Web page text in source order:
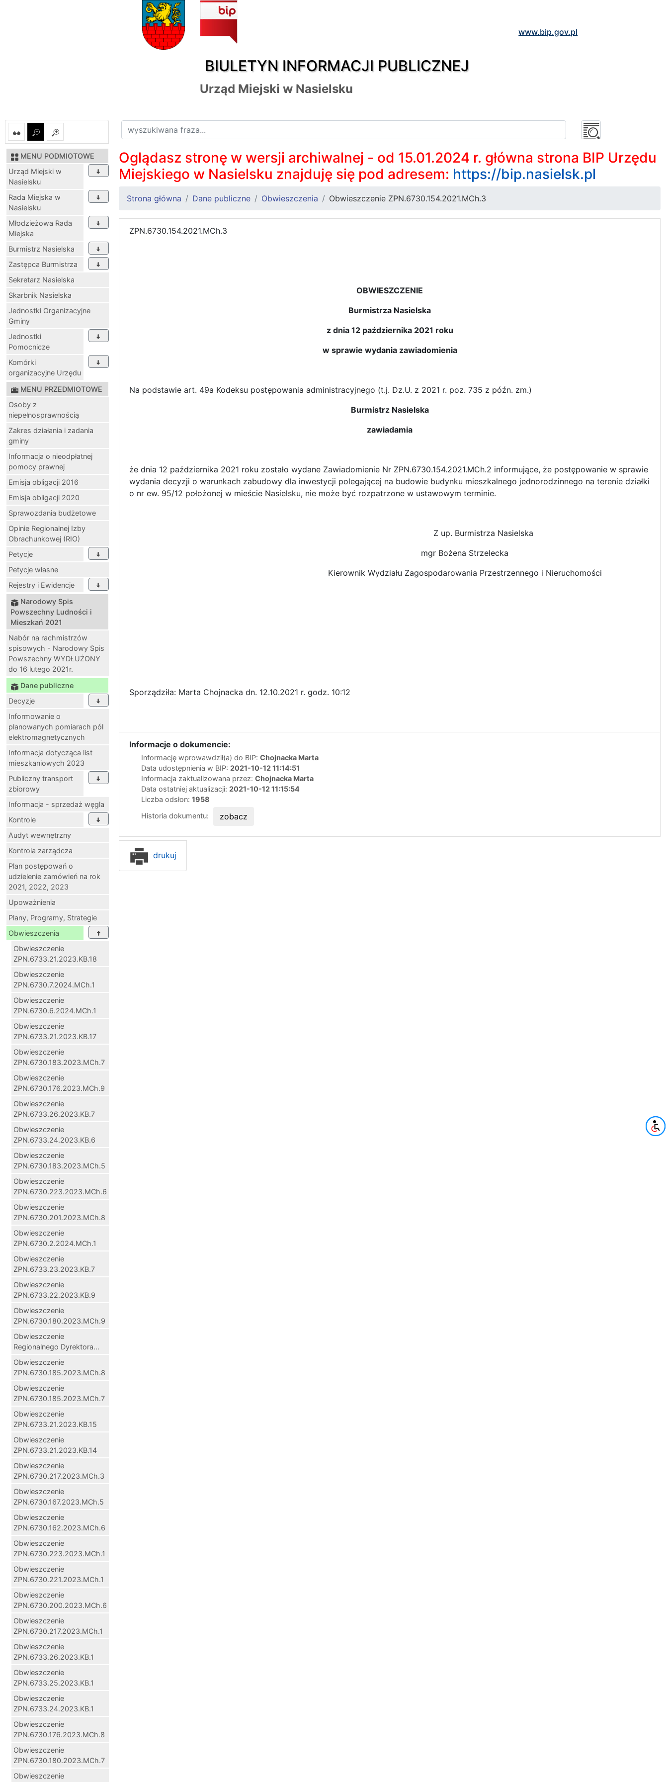
BIULETYN INFORMACJI PUBLICZNEJ
www.bip.gov.pl
Urząd Miejski w Nasielsku
MENU PODMIOTOWE
Urząd Miejski w
Nasielsku
Rada Miejska w
Nasielsku
Młodzieżowa Rada
Miejska
Burmistrz Nasielska
Zastępca Burmistrza
Sekretarz Nasielska
Skarbnik Nasielska
Jednostki Organizacyjne
Gminy
Jednostki
Pomocnicze
Komórki
organizacyjne Urzędu
MENU PRZEDMIOTOWE
Osoby z
niepełnosprawnością
Zakres działania i zadania
gminy
Informacja o nieodpłatnej
pomocy prawnej
Emisja obligacji 2016
Emisja obligacji 2020
Sprawozdania budżetowe
Opinie Regionalnej Izby
Obrachunkowej (RIO)
Petycje
Petycje własne
Rejestry i Ewidencje
Narodowy Spis
Powszechny Ludności i
Mieszkań 2021
Nabór na rachmistrzów
spisowych - Narodowy Spis
Powszechny WYDŁUŻONY
do 16 lutego 2021r.
Dane publiczne
Decyzje
Informowanie o
planowanych pomiarach pól
elektromagnetycznych
Informacja dotycząca list
mieszkaniowych 2023
Publiczny transport
zbiorowy
Informacja - sprzedaż węgla
Kontrole
Audyt wewnętrzny
Kontrola zarządcza
Plan postępowań o
udzielenie zamówień na rok
2021, 2022, 2023
Upoważnienia
Plany, Programy, Strategie
Obwieszczenia
Obwieszczenie
ZPN.6733.21.2023.KB.18
Obwieszczenie
ZPN.6730.7.2024.MCh.1
Obwieszczenie
ZPN.6730.6.2024.MCh.1
Obwieszczenie
ZPN.6733.21.2023.KB.17
Obwieszczenie
ZPN.6730.183.2023.MCh.7
Obwieszczenie
ZPN.6730.176.2023.MCh.9
Obwieszczenie
ZPN.6733.26.2023.KB.7
Obwieszczenie
ZPN.6733.24.2023.KB.6
Obwieszczenie
ZPN.6730.183.2023.MCh.5
Obwieszczenie
ZPN.6730.223.2023.MCh.6
Obwieszczenie
ZPN.6730.201.2023.MCh.8
Obwieszczenie
ZPN.6730.2.2024.MCh.1
Obwieszczenie
ZPN.6733.23.2023.KB.7
Obwieszczenie
ZPN.6733.22.2023.KB.9
Obwieszczenie
ZPN.6730.180.2023.MCh.9
Obwieszczenie
Regionalnego Dyrektora...
Obwieszczenie
ZPN.6730.185.2023.MCh.8
Obwieszczenie
ZPN.6730.185.2023.MCh.7
Obwieszczenie
ZPN.6733.21.2023.KB.15
Obwieszczenie
ZPN.6733.21.2023.KB.14
Obwieszczenie
ZPN.6730.217.2023.MCh.3
Obwieszczenie
ZPN.6730.167.2023.MCh.5
Obwieszczenie
ZPN.6730.162.2023.MCh.6
Obwieszczenie
ZPN.6730.223.2023.MCh.1
Obwieszczenie
ZPN.6730.221.2023.MCh.1
Obwieszczenie
ZPN.6730.200.2023.MCh.6
Obwieszczenie
ZPN.6730.217.2023.MCh.1
Obwieszczenie
ZPN.6733.26.2023.KB.1
Obwieszczenie
ZPN.6733.25.2023.KB.1
Obwieszczenie
ZPN.6733.24.2023.KB.1
Obwieszczenie
ZPN.6730.176.2023.MCh.8
Obwieszczenie
ZPN.6730.180.2023.MCh.7
Obwieszczenie
Oglądasz stronę w wersji archiwalnej - od 15.01.2024 r. główna strona BIP Urzędu
Miejskiego w Nasielsku znajduję się pod adresem: https://bip.nasielsk.pl
Strona główna Dane publiczne Obwieszczenia Obwieszczenie ZPN.6730.154.2021.MCh.3
ZPN.6730.154.2021.MCh.3
OBWIESZCZENIE
Burmistrza Nasielska
z dnia 12 października 2021 roku
w sprawie wydania zawiadomienia
Na podstawie art. 49a Kodeksu postępowania administracyjnego (t.j. Dz.U. z 2021 r. poz. 735 z późn. zm.)
Burmistrz Nasielska
zawiadamia
że dnia 12 października 2021 roku zostało wydane Zawiadomienie Nr ZPN.6730.154.2021.MCh.2 informujące, że postępowanie w sprawie
wydania decyzji o warunkach zabudowy dla inwestycji polegającej na budowie budynku mieszkalnego jednorodzinnego na terenie działki
o nr ew. 95/12 położonej w mieście Nasielsku, nie może być rozpatrzone w ustawowym terminie.
Z up. Burmistrza Nasielska
mgr Bożena Strzelecka
Kierownik Wydziału Zagospodarowania Przestrzennego i Nieruchomości
Sporządziła: Marta Chojnacka dn. 12.10.2021 r. godz. 10:12
Informacje o dokumencie:
Informację wprowawdził(a) do BIP: Chojnacka Marta
Data udostępnienia w BIP: 2021-10-12 11:14:51
Informacja zaktualizowana przez: Chojnacka Marta
Data ostatniej aktualizacji: 2021-10-12 11:15:54
Liczba odsłon: 1958
Historia dokumentu:
zobacz
drukuj